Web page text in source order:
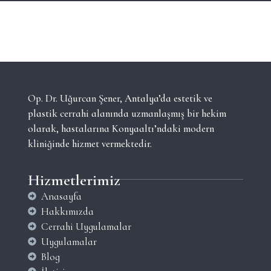
Op. Dr. Uğurcan Şener, Antalya’da estetik ve
plastik cerrahi alanında uzmanlaşmış bir hekim
olarak, hastalarına Konyaaltı’ndaki modern
kliniğinde hizmet vermektedir.
Hizmetlerimiz
Anasayfa
Hakkımızda
Cerrahi Uygulamalar
Uygulamalar
Blog